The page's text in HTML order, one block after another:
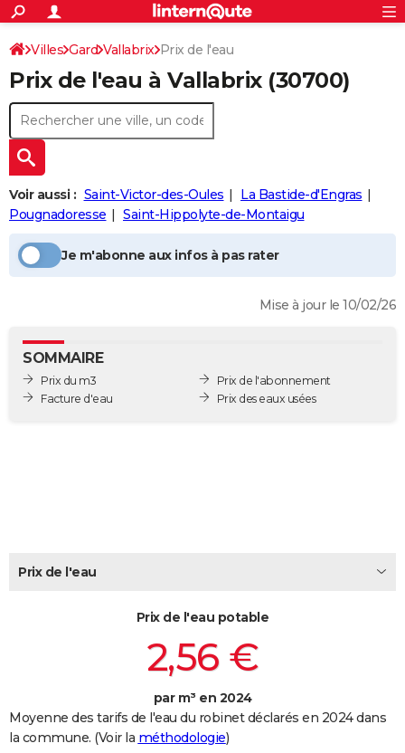
ACTUALITÉS
Politique
Société
Faits Divers
Education
Monde
Villes
+
SPORT
Coupe du monde 2026
Football
Tennis
Cyclisme
Rugby
Forum
Programme TV
TNTStreaming
Cinéma
Sorties cinéma
Musique
Retraite
Impôts
Epargne
Immobilier
Risques naturels par ville
Banque
Assurance
Crédit
AUTO
Essais
Réserver un essai
Citadines
Berlines
SUV
Forum auto
+
Mobiles
Meilleur smartphone
Internet
Ordinateurs
Jeux vidéo
Guide high-tech
+BRICOLAGE
Forum
Aménagement intérieur
Extérieur
Cuisine
Salle de bains
Jardinage
Rangement
+WEEK-END
Art de vivre
Bien-être
Loisirs
Mode
Modes de vie
SANTE
Alimentation
Guide de la santé
Maladies
Médicaments
Sommeil
VOYAGE
Carte de Noël
Carte Bonne année
Carte Saint-Valentin
Carte Pâques
Carte d'anniversaire
DICTIONNAIRE
FORUM
S'inscrire
Connexion
Villes Gard Vallabrix Prix de l'eau
Prix de l'eau à Vallabrix(30700)
Voir aussi : Saint-Victor-des-Oules
La Bastide-d'Engras
Pougnadoresse
Saint-Hippolyte-de-Montaigu
Je m'abonne aux infos à pas rater
Mise à jour le 10/02/26
SOMMAIRE
Prix du m3
Facture d'eau
Prix de l'abonnement
Prix des eaux usées
Prix de l'eau
Prix de l'eau potable
2,56 €
par m³ en 2024
Moyenne des tarifs de l'eau du robinet déclarés en 2024 dans
la commune. (Voir la méthodologie)